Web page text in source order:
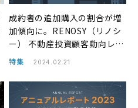
成約者の追加購入の割合が増
加傾向に。RENOSY（リノシ
ー） 不動産投資顧客動向レポ
ート 2023年10〜12月
特集 2024.02.21